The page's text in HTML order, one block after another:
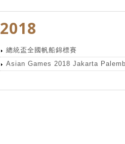
2018
總統盃全國帆船錦標賽
Asian Games 2018 Jakarta